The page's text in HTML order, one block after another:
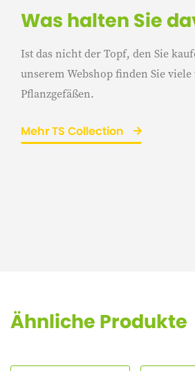
Was halten Sie
Ist das nicht der Topf, den Sie
unserem Webshop finden Sie
Pflanzgefäßen.
Mehr TS Collection
Ähnliche Produkte